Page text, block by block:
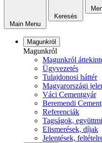
Main Menu
Keresés
Magunkról
Magunkról
Magunkról
Ügyvezetés
Tulajdonosi háttér
Magyarországi
Váci Cementgyár
Beremendi
Referenciák
Tagságok,
Elismerések, díjak
Jelentések,